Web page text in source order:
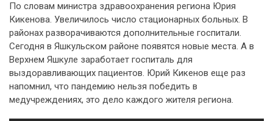
По словам министра здравоохранения региона Юрия
Кикенова. Увеличилось число стационарных больных. В
районах разворачиваются дополнительные госпитали.
Сегодня в Яшкульском районе появятся новые места. А в
Верхнем Яшкуле заработает госпиталь для
выздоравливающих пациентов. Юрий Кикенов еще раз
напомнил, что пандемию нельзя победить в
медучреждениях, это дело каждого жителя региона.